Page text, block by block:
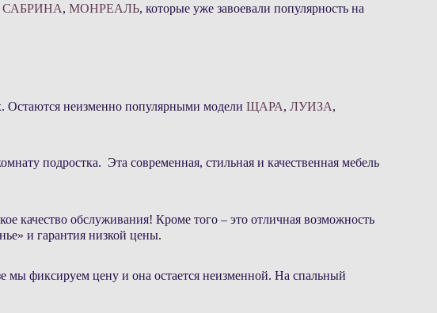
САБРИНА, МОНРЕАЛЬ, которые уже завоевали популярность на
Остаются неизменно популярными модели ЩАРА, ЛУИЗА,
подростка. Эта современная, стильная и качественная мебель
качество обслуживания! Кроме того – это отличная возможность
и гарантия низкой цены.
мы фиксируем цену и она остается неизменной. На спальный